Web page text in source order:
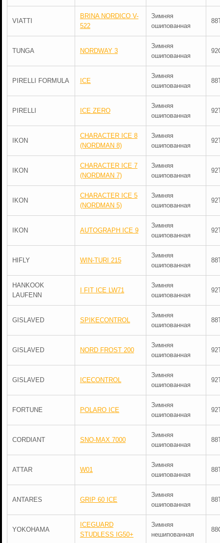
VIATTI
BRINA NORDICO V-
522
Зимняя
ошипованная
TUNGA NORDWAY 3
Зимняя
ошипованная
PIRELLI FORMULA ICE
Зимняя
ошипованная
PIRELLI ICE ZERO
Зимняя
ошипованная
IKON
CHARACTER ICE 8
(NORDMAN 8)
Зимняя
ошипованная
IKON
CHARACTER ICE 7
(NORDMAN 7)
Зимняя
ошипованная
IKON
CHARACTER ICE 5
(NORDMAN 5)
Зимняя
ошипованная
IKON AUTOGRAPH ICE 9
Зимняя
ошипованная
HIFLY WIN-TURI 215
Зимняя
ошипованная
HANKOOK
LAUFENN
I FIT ICE LW71
Зимняя
ошипованная
GISLAVED SPIKECONTROL
Зимняя
ошипованная
GISLAVED NORD FROST 200
Зимняя
ошипованная
GISLAVED ICECONTROL
Зимняя
ошипованная
FORTUNE POLARO ICE
Зимняя
ошипованная
CORDIANT SNO-MAX 7000
Зимняя
ошипованная
ATTAR W01
Зимняя
ошипованная
ANTARES GRIP 60 ICE
Зимняя
ошипованная
YOKOHAMA
ICEGUARD
STUDLESS IG50+
Зимняя
нешипованная